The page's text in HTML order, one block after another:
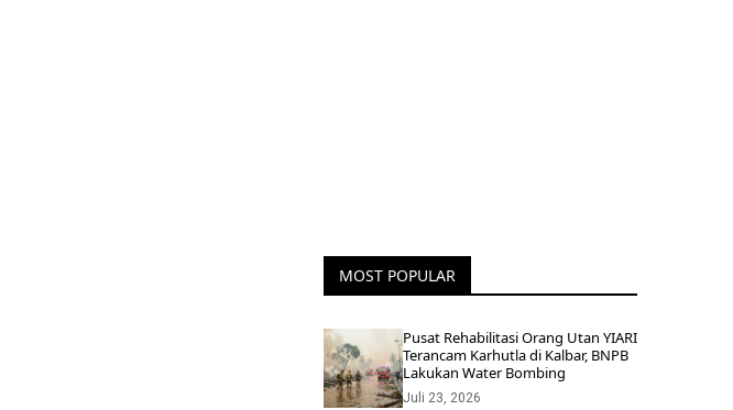
MOST POPULAR
Pusat Rehabilitasi Orang Utan YIARI
Terancam Karhutla di Kalbar, BNPB
Lakukan Water Bombing
Juli 23, 2026